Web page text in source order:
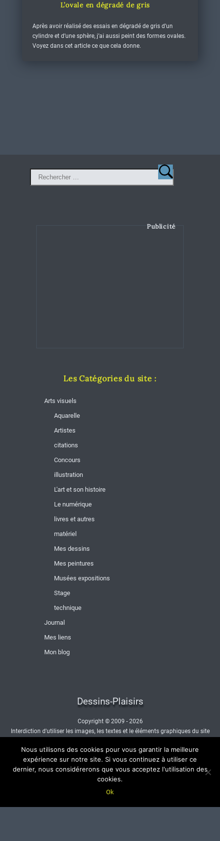
L’ovale en dégradé de gris
Après avoir réalisé des essais en dégradé de gris d’un
cylindre et d’une sphère, j’ai aussi peint des formes ovales.
Voyez dans cet article ce que cela donne.
Publicité
Les Catégories du site :
Arts visuels
Aquarelle
Artistes
citations
Concours
illustration
L'art et son histoire
Le numérique
livres et autres
matériel
Mes dessins
Mes peintures
Musées expositions
Stage
technique
Journal
Mes liens
Mon blog
Dessins-Plaisirs
Copyright © 2009 - 2026
Interdiction d'utiliser les images, les textes et le éléments graphiques du site
- Nous contacter -
Nous utilisons des cookies pour vous garantir la meilleure
expérience sur notre site. Si vous continuez à utiliser ce
dernier, nous considérerons que vous acceptez l'utilisation des
cookies.
Ok